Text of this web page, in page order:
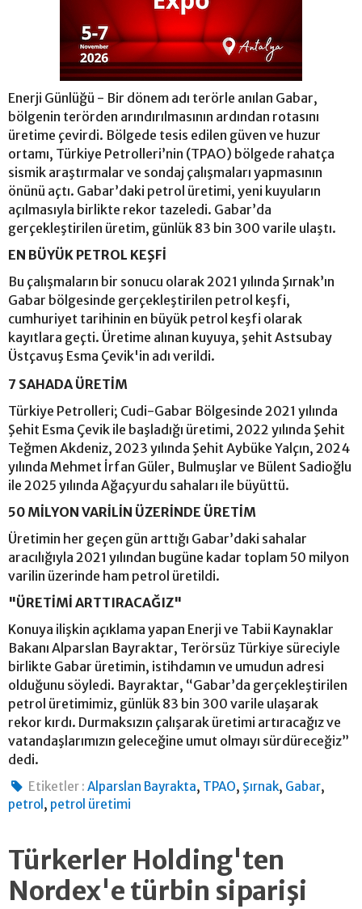
Enerji Günlüğü - Bir dönem adı terörle anılan Gabar,
bölgenin terörden arındırılmasının ardından rotasını
üretime çevirdi. Bölgede tesis edilen güven ve huzur
ortamı, Türkiye Petrolleri’nin (TPAO) bölgede rahatça
sismik araştırmalar ve sondaj çalışmaları yapmasının
önünü açtı. Gabar’daki petrol üretimi, yeni kuyuların
açılmasıyla birlikte rekor tazeledi. Gabar’da
gerçekleştirilen üretim, günlük 83 bin 300 varile ulaştı.
EN BÜYÜK PETROL KEŞFİ
Bu çalışmaların bir sonucu olarak 2021 yılında Şırnak’ın
Gabar bölgesinde gerçekleştirilen petrol keşfi,
cumhuriyet tarihinin en büyük petrol keşfi olarak
kayıtlara geçti. Üretime alınan kuyuya, şehit Astsubay
Üstçavuş Esma Çevik'in adı verildi.
7 SAHADA ÜRETİM
Türkiye Petrolleri; Cudi-Gabar Bölgesinde 2021 yılında
Şehit Esma Çevik ile başladığı üretimi, 2022 yılında Şehit
Teğmen Akdeniz, 2023 yılında Şehit Aybüke Yalçın, 2024
yılında Mehmet İrfan Güler, Bulmuşlar ve Bülent Sadioğlu
ile 2025 yılında Ağaçyurdu sahaları ile büyüttü.
50 MİLYON VARİLİN ÜZERİNDE ÜRETİM
Üretimin her geçen gün arttığı Gabar’daki sahalar
aracılığıyla 2021 yılından bugüne kadar toplam 50 milyon
varilin üzerinde ham petrol üretildi.
"ÜRETİMİ ARTTIRACAĞIZ"
Konuya ilişkin açıklama yapan Enerji ve Tabii Kaynaklar
Bakanı Alparslan Bayraktar, Terörsüz Türkiye süreciyle
birlikte Gabar üretimin, istihdamın ve umudun adresi
olduğunu söyledi. Bayraktar, “Gabar’da gerçekleştirilen
petrol üretimimiz, günlük 83 bin 300 varile ulaşarak
rekor kırdı. Durmaksızın çalışarak üretimi artıracağız ve
vatandaşlarımızın geleceğine umut olmayı sürdüreceğiz”
dedi.
Etiketler : Alparslan Bayrakta, TPAO, Şırnak, Gabar,
petrol , petrol üretimi
Türkerler Holding'ten
Nordex'e türbin siparişi